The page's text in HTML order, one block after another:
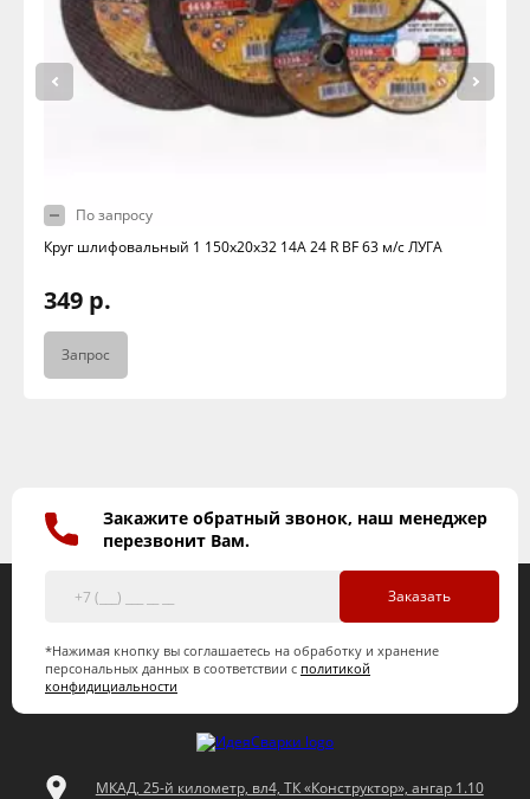
По запросу
Круг шлифовальный 1 150х20х32 14А 24 R BF 63 м/с ЛУГА
349 р.
Запрос
Закажите обратный звонок, наш менеджер
перезвонит Вам.
Заказать
*Нажимая кнопку вы соглашаетесь на обработку и хранение
персональных данных в соответствии с политикой
конфидициальности
МКАД, 25-й километр, вл4, ТК «Конструктор», ангар 1.10